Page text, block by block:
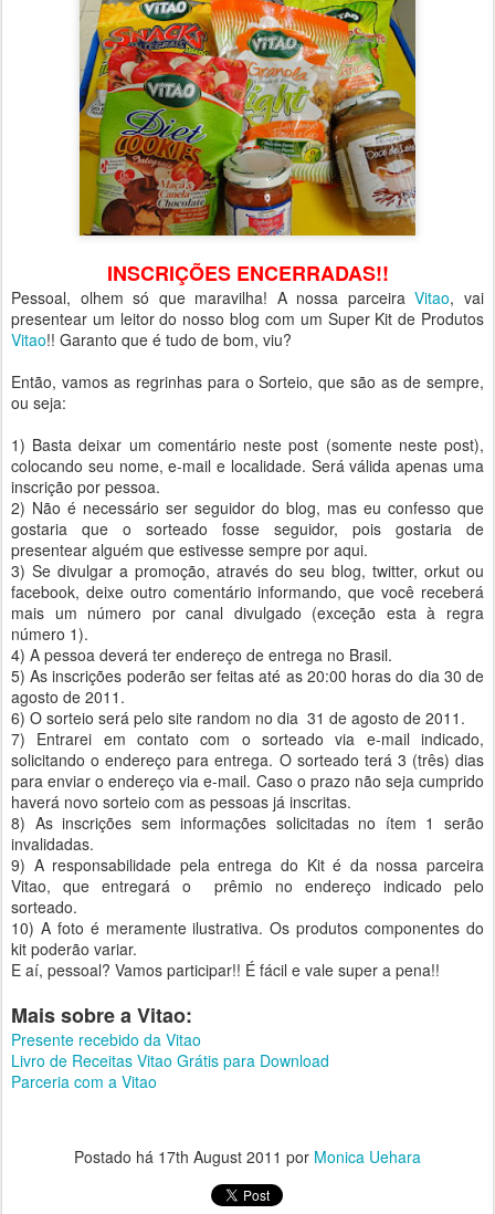
INSCRIÇÕES ENCERRADAS!!
Pessoal, olhem só que maravilha! A nossa parceiraVitao, vai
presentear um leitor do nosso blog com um Super Kit de Produtos
Vitao!! Garanto que é tudo de bom, viu?
Então, vamos as regrinhas para o Sorteio, que são as de sempre,
ou seja:
1) Basta deixar um comentário neste post (somente neste post),
colocando seu nome, e-mail e localidade. Será válida apenas uma
inscrição por pessoa.
2) Não é necessário ser seguidor do blog, mas eu confesso que
gostaria que o sorteado fosse seguidor, pois gostaria de
presentear alguém que estivesse sempre por aqui.
3) Se divulgar a promoção, através do seu blog, twitter, orkut ou
facebook, deixe outro comentário informando, que você receberá
mais um número por canal divulgado (exceção esta à regra
número 1).
4) A pessoa deverá ter endereço de entrega no Brasil.
5) As inscrições poderão ser feitas até as 20:00 horas do dia 30 de
agosto de 2011.
6) O sorteio será pelo site random no dia 31 de agosto de 2011.
7) Entrarei em contato com o sorteado via e-mail indicado,
solicitando o endereço para entrega. O sorteado terá 3 (três) dias
para enviar o endereço via e-mail. Caso o prazo não seja cumprido
haverá novo sorteio com as pessoas já inscritas.
8) As inscrições sem informações solicitadas no ítem 1 serão
invalidadas.
9) A responsabilidade pela entrega do Kit é da nossa parceira
Vitao, que entregará o prêmio no endereço indicado pelo
sorteado.
10) A foto é meramente ilustrativa. Os produtos componentes do
kit poderão variar.
E aí, pessoal? Vamos participar!! É fácil e vale super a pena!!
Mais sobre a Vitao:
Presente recebido da Vitao
Livro de Receitas Vitao Grátis para Download
Parceria com a Vitao
Postado há 17th August 2011 por Monica Uehara